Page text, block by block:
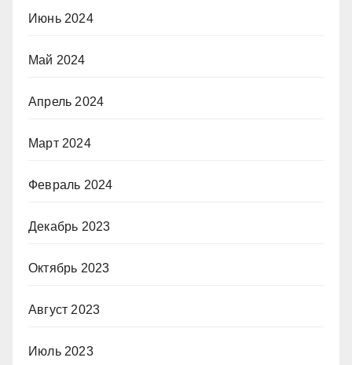
Июнь 2024
Май 2024
Апрель 2024
Март 2024
Февраль 2024
Декабрь 2023
Октябрь 2023
Август 2023
Июль 2023